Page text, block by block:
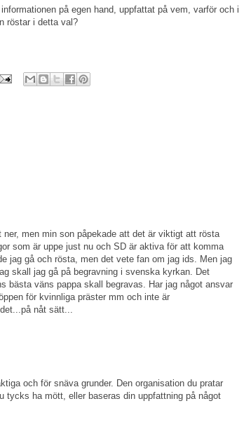
på egen hand, uppfattat på vem, varför och i
röstar i detta val?
ner, men min son påpekade att det är viktigt att rösta
som är uppe just nu och SD är aktiva för att komma
jag gå och rösta, men det vete fan om jag ids. Men jag
skall jag gå på begravning i svenska kyrkan. Det
bästa väns pappa skall begravas. Har jag något ansvar
för kvinnliga präster mm och inte är
nåt sätt...
och för snäva grunder. Den organisation du pratar
tycks ha mött, eller baseras din uppfattning på något